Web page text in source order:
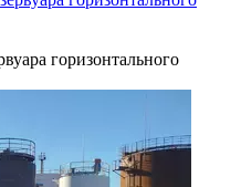
горизонтального